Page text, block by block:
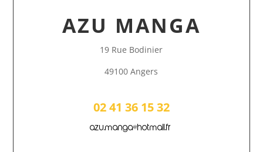
AZU MANGA
19 Rue Bodinier
49100 Angers
02 41 36 15 32
azu.manga@hotmail.fr